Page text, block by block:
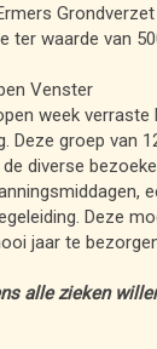
ter waarde van
Venster
week verraste
Deze groep van
diverse
Deze
jaar te
alle zieken